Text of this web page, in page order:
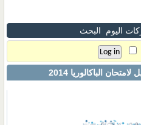
اليوم البحث
الباكالوريا 2014